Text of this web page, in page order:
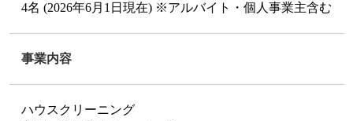
4名 (2026年6月1日現在) ※アルバイト・個人事業主含む
事業内容
ハウスクリーニング